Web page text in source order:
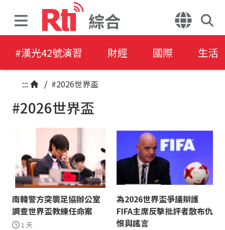
綜合
#漢光42號演習 財經 國際 生活
::: / #2026世界盃
#2026世界盃
南韓警方突襲足協辦公室
調查世界盃教練任命案
1 天
為2026世界盃爭議辯護
FIFA主席反擊批評者散布仇
恨與謠言